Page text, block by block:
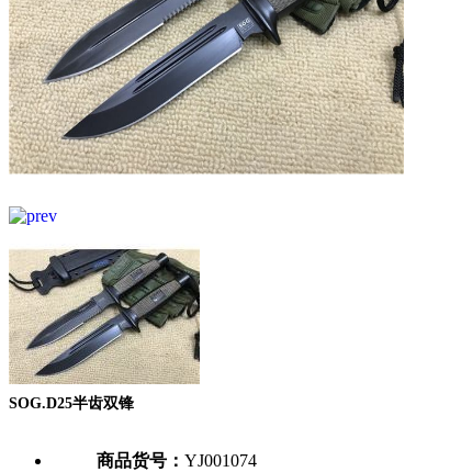
SOG.D25半齿双锋
商品货号： YJ001074